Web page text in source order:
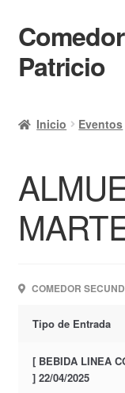
Ir
a
la
Ir
al
contenido
Patricio
Calendario
Mi cuenta
Ayuda Rapida
Finalizar
Inicio Eventos
COMEDOR
Tipo de Entrada
[ BEBIDA LINEA
] 22/04/2025